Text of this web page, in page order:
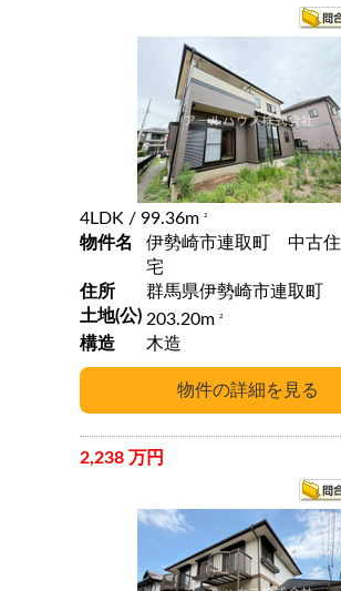
4LDK / 99.36m 2
物件名
伊勢崎市連取町 中古住
宅
住所
群馬県伊勢崎市連取町
土地(公) 203.20m 2
構造 木造
2,238 万円